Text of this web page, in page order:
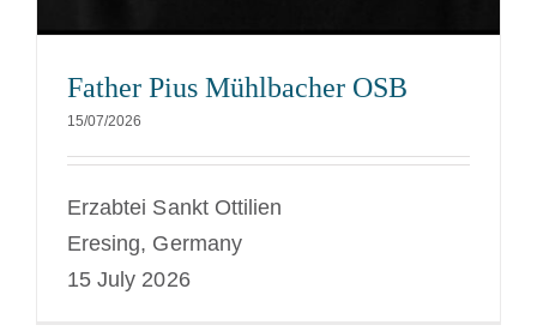
Father Pius Mühlbacher OSB
15/07/2026
Erzabtei Sankt Ottilien
Eresing, Germany
15 July 2026